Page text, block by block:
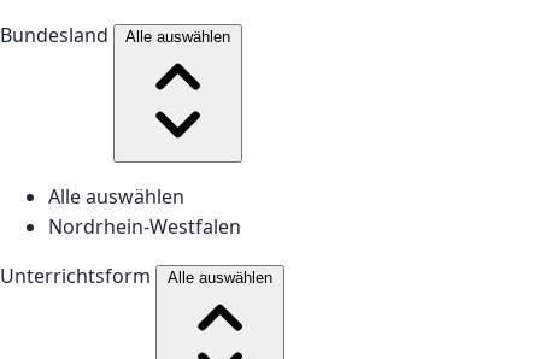
Bundesland
Alle auswählen
Alle auswählen
Nordrhein-Westfalen
Unterrichtsform
Alle auswählen